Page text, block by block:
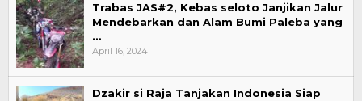
Trabas JAS#2, Kebas seloto Janjikan Jalur
Mendebarkan dan Alam Bumi Paleba yang
…
April 16, 2024
Dzakir si Raja Tanjakan Indonesia Siap